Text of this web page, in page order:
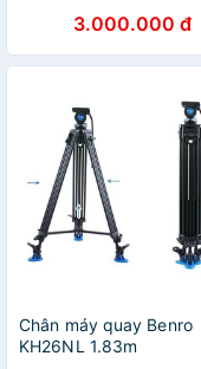
3.000.000 đ
Chân máy quay Benro
KH26NL 1.83m